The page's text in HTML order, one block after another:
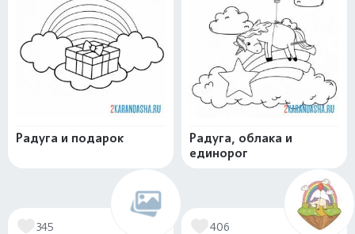
Радуга и подарок
Радуга, облака и
единорог
345 406